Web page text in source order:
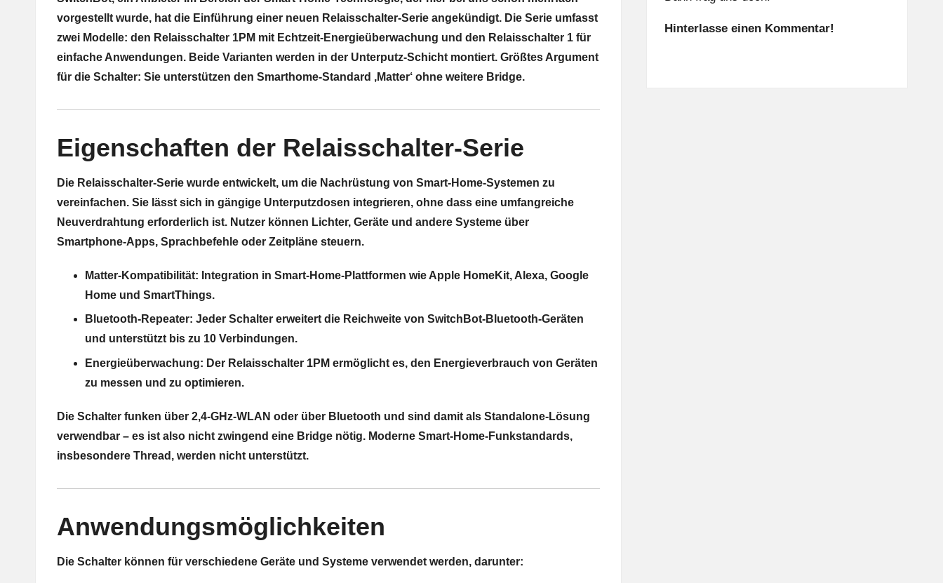
vorgestellt wurde, hat die Einführung einer neuen Relaisschalter-Serie angekündigt. Die Serie umfasst
zwei Modelle: den Relaisschalter 1PM mit Echtzeit-Energieüberwachung und den Relaisschalter 1 für
einfache Anwendungen. Beide Varianten werden in der Unterputz-Schicht montiert. Größtes Argument
für die Schalter: Sie unterstützen den Smarthome-Standard ‚Matter‘ ohne weitere Bridge.
Eigenschaften der Relaisschalter-Serie
Die Relaisschalter-Serie wurde entwickelt, um die Nachrüstung von Smart-Home-Systemen zu
vereinfachen. Sie lässt sich in gängige Unterputzdosen integrieren, ohne dass eine umfangreiche
Neuverdrahtung erforderlich ist. Nutzer können Lichter, Geräte und andere Systeme über
Smartphone-Apps, Sprachbefehle oder Zeitpläne steuern.
Matter-Kompatibilität: Integration in Smart-Home-Plattformen wie Apple HomeKit, Alexa, Google
Home und SmartThings.
Bluetooth-Repeater: Jeder Schalter erweitert die Reichweite von SwitchBot-Bluetooth-Geräten
und unterstützt bis zu 10 Verbindungen.
Energieüberwachung: Der Relaisschalter 1PM ermöglicht es, den Energieverbrauch von Geräten
zu messen und zu optimieren.
Die Schalter funken über 2,4-GHz-WLAN oder über Bluetooth und sind damit als Standalone-Lösung
verwendbar – es ist also nicht zwingend eine Bridge nötig. Moderne Smart-Home-Funkstandards,
insbesondere Thread, werden nicht unterstützt.
Anwendungsmöglichkeiten
Die Schalter können für verschiedene Geräte und Systeme verwendet werden, darunter:
Hinterlasse einen Kommentar!